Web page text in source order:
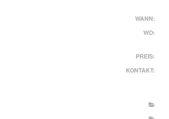
WANN:
WO:
PREIS:
KONTAKT: